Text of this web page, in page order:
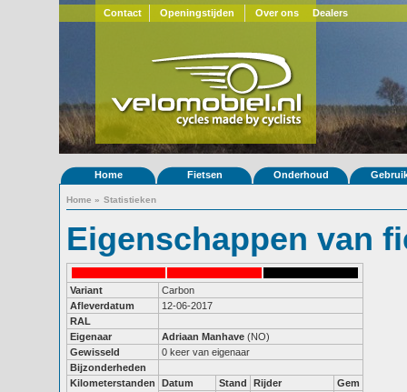
Contact Openingstijden Over ons Dealers
Home Fietsen Onderhoud
Home » Statistieken
Eigenschappen van
Variant
Carbon
Afleverdatum
12-06-2017
RAL
Eigenaar
Adriaan Manhave (NO)
Gewisseld
0 keer van eigenaar
Bijzonderheden
Kilometerstanden
Datum Stand Rijder
Gem